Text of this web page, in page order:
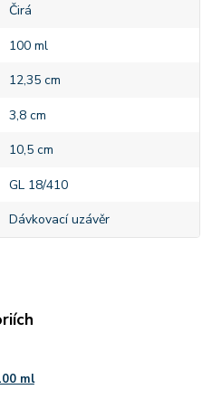
Čirá
100 ml
12,35 cm
3,8 cm
10,5 cm
GL 18/410
Dávkovací uzávěr
ml